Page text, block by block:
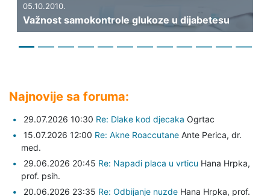
05.10.2010.
Važnost samokontrole glukoze u dijabetesu
Najnovije sa foruma:
29.07.2026 10:30 Re: Dlake kod djecaka Ogrtac
15.07.2026 12:00 Re: Akne Roaccutane Ante Perica, dr.
med.
29.06.2026 20:45 Re: Napadi placa u vrticu Hana Hrpka,
prof. psih.
20.06.2026 23:35 Re: Odbijanje nuzde Hana Hrpka, prof.